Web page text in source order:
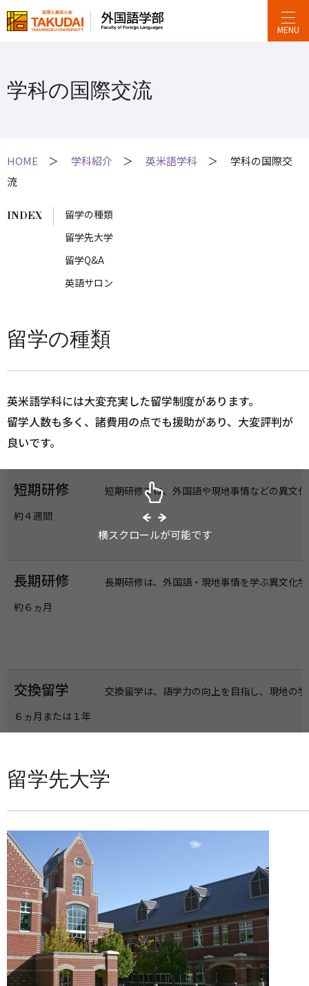
MENU
学科紹介 英米語学科
学科の国際交
流
学科の国際交流
留学の種類
留学先大学
留学Q&A
英語サロン
留学の種類
英米語学科には大変充実した留学制度があります。
留学人数も多く、諸費用の点でも援助があり、大変評判が
良いです。
短期研修
約４週間
短期研修では、外国語や現地事情などの異文
長期研修
約６ヵ月
長期研修は、外国語・現地事情を学ぶ異文化
交換留学
６ヵ月または１年
交換留学は、語学力の向上を目指し、現地の
横スクロールが可能です
留学先大学